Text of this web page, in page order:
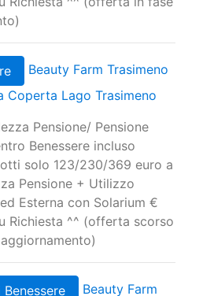
Beauty Farm Trasimeno
Pensione/ Pensione
Benessere incluso
solo 123/230/369 euro a
Pensione + Utilizzo
Esterna con Solarium €
Richiesta ^^ (offerta scorso
Beauty Farm